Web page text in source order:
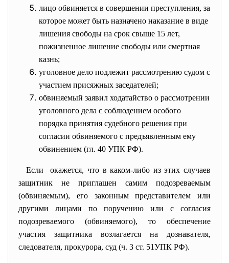
лицо обвиняется в совершении преступления, за
которое может быть назначено наказание в виде
лишения свободы на срок свыше 15 лет,
пожизненное лишение свободы или смертная
казнь;
уголовное дело подлежит рассмотрению судом с
участием присяжных заседателей;
обвиняемый заявил ходатайство о рассмотрении
уголовного дела с соблюдением особого
порядка принятия судебного решения при
согласии обвиняемого с предъявленным ему
обвинением (гл. 40 УПК РФ).
Если окажется, что в каком-либо из этих случаев
защитник не приглашен самим подозреваемым
(обвиняемым), его законным представителем или
другими лицами по поручению или с согласия
подозреваемого (обвиняемого), то обеспечение
участия защитника возлагается на дознавателя,
следователя, прокурора, суд (ч. 3 ст. 51УПК РФ).